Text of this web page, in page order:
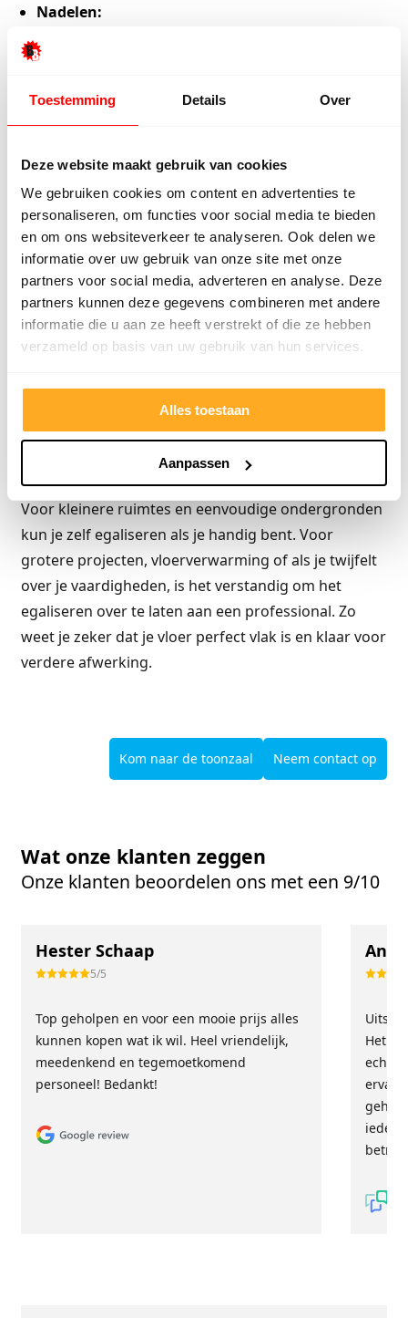
Toestemming Details Over
Deze website maakt gebruik van cookies
We gebruiken cookies om content en advertenties te
personaliseren, om functies voor social media te bieden
en om ons websiteverkeer te analyseren. Ook delen we
informatie over uw gebruik van onze site met onze
partners voor social media, adverteren en analyse. Deze
partners kunnen deze gegevens combineren met andere
informatie die u aan ze heeft verstrekt of die ze hebben
verzameld op basis van uw gebruik van hun services.
Alles toestaan
Aanpassen
Nadelen:
oneffenheden.
Laten egaliseren
Voordelen:
Professioneel resultaat, gegarandeerd
vlak.
Bespaart tijd en moeite.
Geschikt voor complexe situaties, zoals
vloerverwarming of grote ruimtes.
Nadelen:
Hogere kosten.
Conclusie:
Voor kleinere ruimtes en eenvoudige ondergronden
kun je zelf egaliseren als je handig bent. Voor
grotere projecten, vloerverwarming of als je twijfelt
over je vaardigheden, is het verstandig om het
egaliseren over te laten aan een professional. Zo
weet je zeker dat je vloer perfect vlak is en klaar voor
verdere afwerking.
Kom naar de toonzaal Neem contact op
Wat onze klanten zeggen
Onze klanten beoordelen ons met een 9/10
Hester Schaap
5/5
Top geholpen en voor een mooie prijs alles
kunnen kopen wat ik wil. Heel vriendelijk,
meedenkend en tegemoetkomend
personeel! Bedankt!
Het
echt